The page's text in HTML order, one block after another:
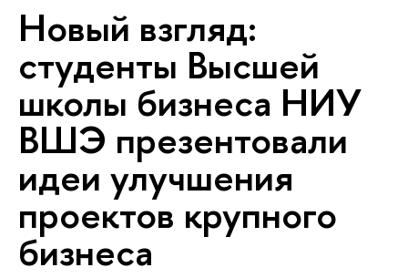
Новый взгляд:
студенты Высшей
школы бизнеса НИУ
ВШЭ презентовали
идеи улучшения
проектов крупного
бизнеса